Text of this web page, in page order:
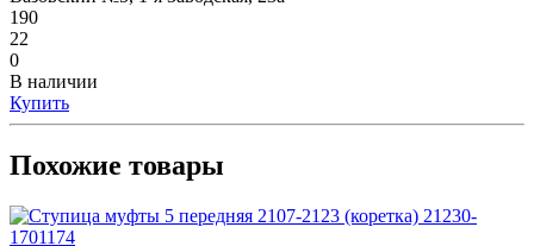
190
22
0
В наличии
Купить
Похожие товары